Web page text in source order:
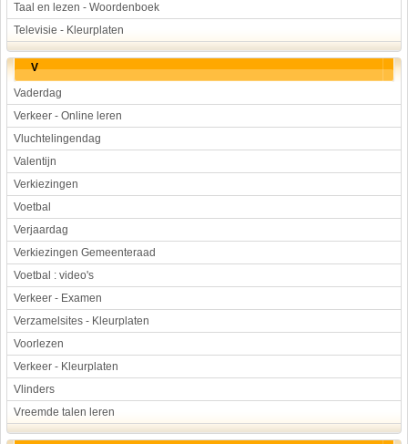
Taal en lezen - Woordenboek
Televisie - Kleurplaten
V
Vaderdag
Verkeer - Online leren
Vluchtelingendag
Valentijn
Verkiezingen
Voetbal
Verjaardag
Verkiezingen Gemeenteraad
Voetbal : video's
Verkeer - Examen
Verzamelsites - Kleurplaten
Voorlezen
Verkeer - Kleurplaten
Vlinders
Vreemde talen leren